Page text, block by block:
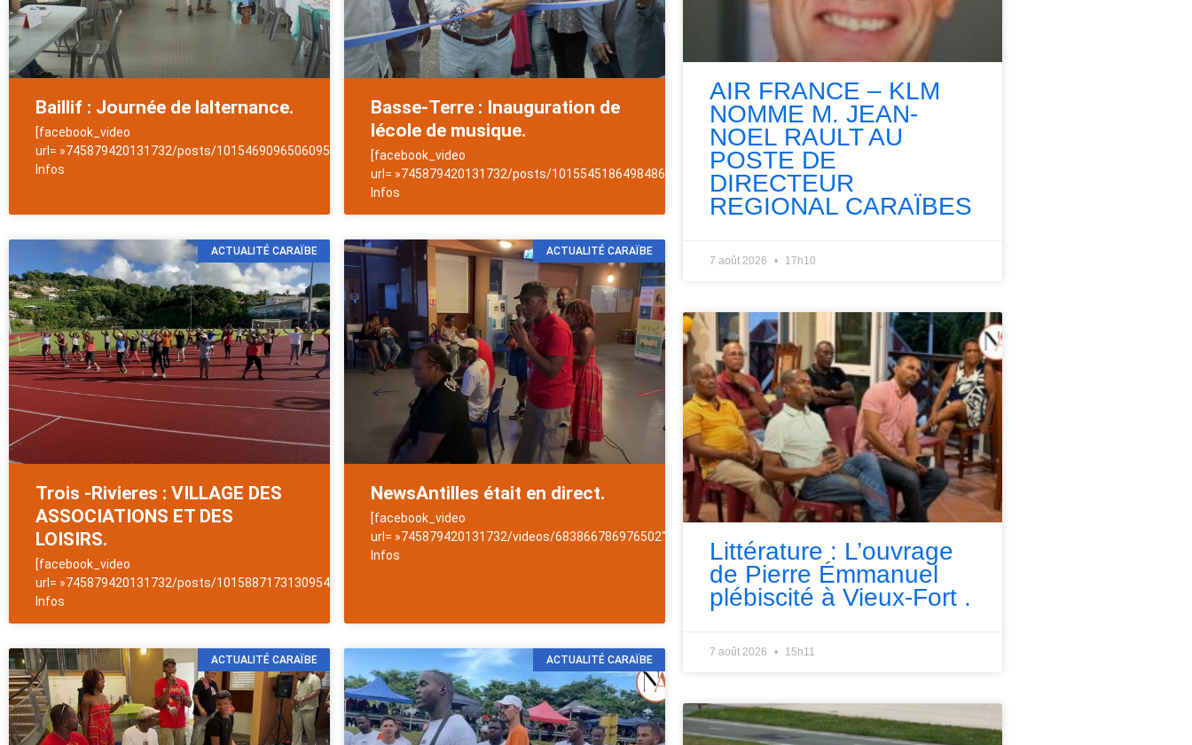
Baillif : Journée de lalternance.
[facebook_video
url= »745879420131732/posts/1015469096506095″]NewsAntilles
Infos
Basse-Terre : Inauguration de
lécole de musique.
[facebook_video
url= »745879420131732/posts/1015545186498486″]NewsAntilles
Infos
ACTUALITÉ CARAÏBE
Trois -Rivieres : VILLAGE DES
ASSOCIATIONS ET DES
LOISIRS.
[facebook_video
url= »745879420131732/posts/1015887173130954″]NewsAntilles
Infos
ACTUALITÉ CARAÏBE
NewsAntilles était en direct.
[facebook_video
url= »745879420131732/videos/683866786976502″]NewsAntilles
Infos
ACTUALITÉ CARAÏBE ACTUALITÉ CARAÏBE
AIR FRANCE – KLM
NOMME M. JEAN-
NOEL RAULT AU
POSTE DE
DIRECTEUR
REGIONAL CARAÏBES
7 août 2026 17h10
Littérature : L’ouvrage
de Pierre Émmanuel
plébiscité à Vieux-Fort .
7 août 2026 15h11